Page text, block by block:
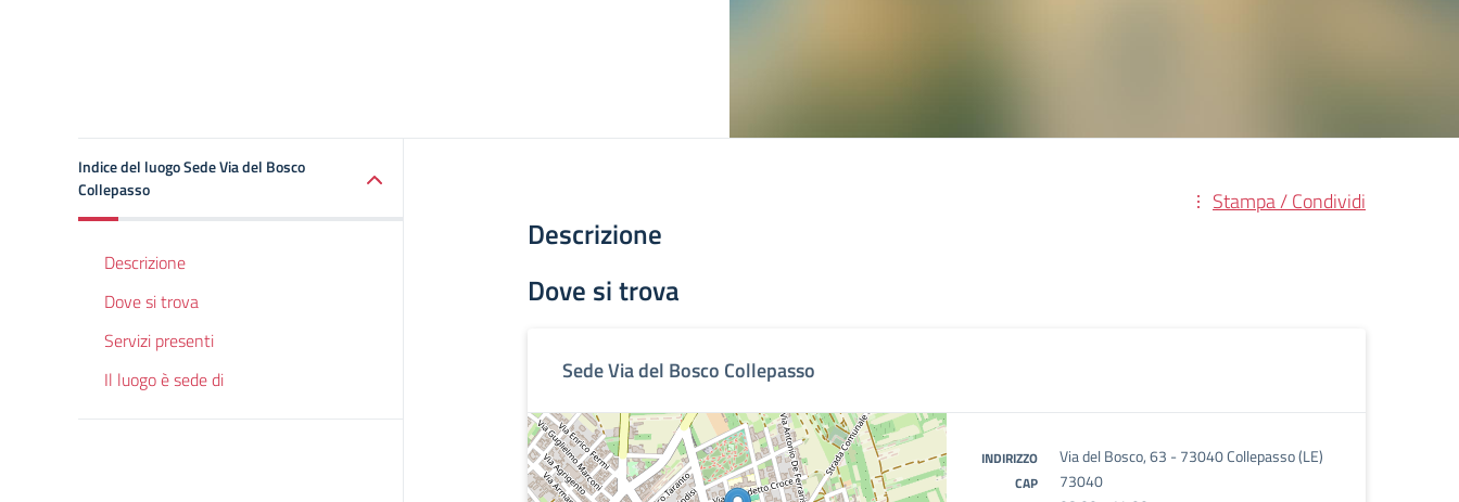
Indice del luogo Sede Via del Bosco
Collepasso
Descrizione
Dove si trova
Servizi presenti
Il luogo è sede di
Stampa / Condividi
Descrizione
Dove si trova
Sede Via del Bosco Collepasso
INDIRIZZO Via del Bosco, 63 - 73040 Collepasso (LE)
CAP 73040